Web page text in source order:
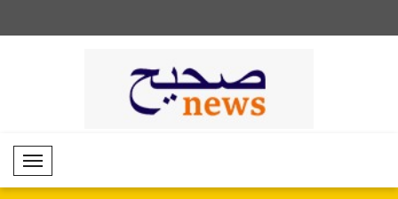
Mobil Menü